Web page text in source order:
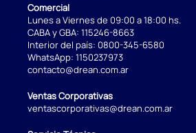
Comercial
Lunes a Viernes de 09:00 a 18:00 hs.
CABA y GBA: 115246-8663
Interior del país: 0800-345-6580
WhatsApp: 1150237973
contacto@drean.com.ar
Ventas Corporativas
ventascorporativas@drean.com.ar